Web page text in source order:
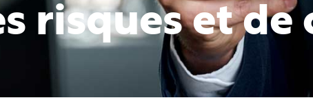
risques et